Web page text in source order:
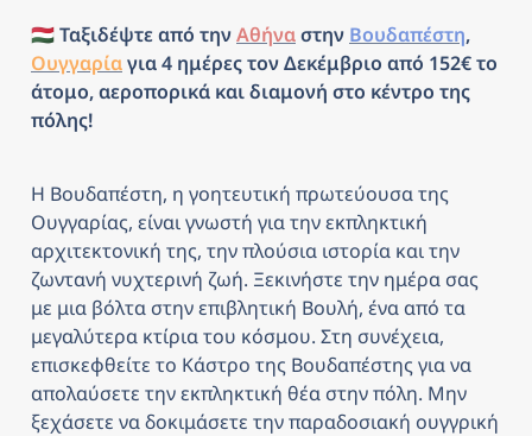
🇭🇺 Ταξιδέψτε από την Αθήνα στην Βουδαπέστη
Ουγγαρία για 4 ημέρες τον Δεκέμβριο από 152€ το
άτομο, αεροπορικά και διαμονή στο κέντρο της
πόλης!
Η Βουδαπέστη, η γοητευτική πρωτεύουσα της
Ουγγαρίας, είναι γνωστή για την εκπληκτική
αρχιτεκτονική της, την πλούσια ιστορία και την
ζωντανή νυχτερινή ζωή. Ξεκινήστε την ημέρα σας
με μια βόλτα στην επιβλητική Βουλή, ένα από τα
μεγαλύτερα κτίρια του κόσμου. Στη συνέχεια,
επισκεφθείτε το Κάστρο της Βουδαπέστης για να
απολαύσετε την εκπληκτική θέα στην πόλη. Μην
ξεχάσετε να δοκιμάσετε την παραδοσιακή ουγγρική